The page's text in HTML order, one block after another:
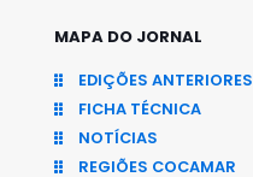
MAPA DO JORNAL
EDIÇÕES ANTERIORES
FICHA TÉCNICA
NOTÍCIAS
REGIÕES COCAMAR